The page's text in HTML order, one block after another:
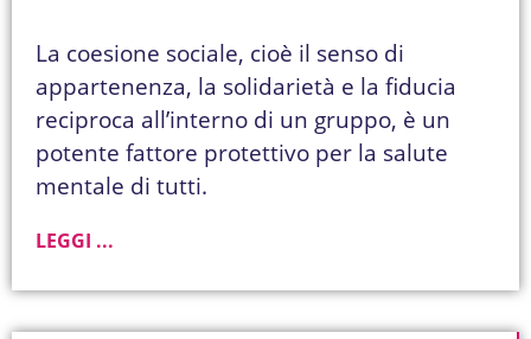
La coesione sociale, cioè il senso di
appartenenza, la solidarietà e la fiducia
reciproca all’interno di un gruppo, è un
potente fattore protettivo per la salute
mentale di tutti.
LEGGI ...